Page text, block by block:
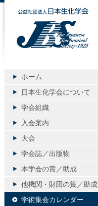
ホーム
日本生化学会について
学会組織
入会案内
大会
学会誌／出版物
本学会の賞／助成
他機関・財団の賞／助成
学術集会カレンダー